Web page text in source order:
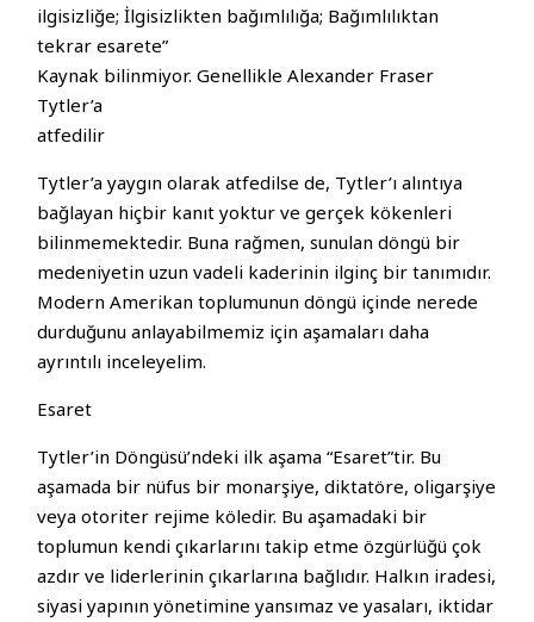
ilgisizliğe; İlgisizlikten bağımlılığa; Bağımlılıktan
tekrar esarete”
Kaynak bilinmiyor. Genellikle Alexander Fraser
Tytler’a
atfedilir
Tytler’a yaygın olarak atfedilse de, Tytler’ı alıntıya
bağlayan hiçbir kanıt yoktur ve gerçek kökenleri
bilinmemektedir. Buna rağmen, sunulan döngü bir
medeniyetin uzun vadeli kaderinin ilginç bir tanımıdır.
Modern Amerikan toplumunun döngü içinde nerede
durduğunu anlayabilmemiz için aşamaları daha
ayrıntılı inceleyelim.
Esaret
Tytler’in Döngüsü’ndeki ilk aşama “Esaret”tir. Bu
aşamada bir nüfus bir monarşiye, diktatöre, oligarşiye
veya otoriter rejime köledir. Bu aşamadaki bir
toplumun kendi çıkarlarını takip etme özgürlüğü çok
azdır ve liderlerinin çıkarlarına bağlıdır. Halkın iradesi,
siyasi yapının yönetimine yansımaz ve yasaları, iktidar